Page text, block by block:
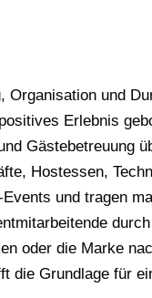
und
Erlebnis
Hostessen,
und tragen
oder die Marke
die Grundlage für